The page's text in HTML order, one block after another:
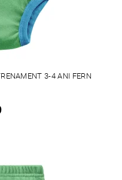
3-4 ANI FERN